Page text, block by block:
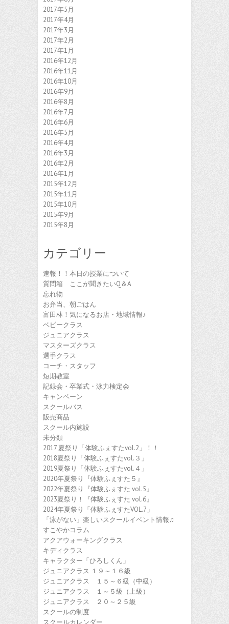
2017年5月
2017年4月
2017年3月
2017年2月
2017年1月
2016年12月
2016年11月
2016年10月
2016年9月
2016年8月
2016年7月
2016年6月
2016年5月
2016年4月
2016年3月
2016年2月
2016年1月
2015年12月
2015年11月
2015年10月
2015年9月
2015年8月
カテゴリー
速報！！本日の授業について
質問箱 ここが聞きたいQ＆A
忘れ物
お弁当、朝ごはん
富田林！気になるお店・地域情報♪
ベビークラス
ジュニアクラス
マスターズクラス
選手クラス
コーチ・スタッフ
短期教室
記録会・卒業式・泳力検定会
キャンペーン
スクールバス
販売商品
スクール内施設
未分類
2017 夏祭り「体験ふぇすたvol.2」！！
2018夏祭り「体験ふぇすたvol.３」
2019夏祭り「体験ふぇすたvol.４」
2020年夏祭り『体験ふぇすた５』
2022年夏祭り『体験ふぇすた vol.5』
2023夏祭り！『体験ふぇすた vol.6』
2024年夏祭り「体験ふぇすたVOL.7」
「泳がない」楽しいスクールイベント情報♫
すこやかコラム
アクアウォーキングクラス
キディクラス
キャラクター「ひろしくん」
ジュニアクラス １９～１６級
ジュニアクラス １５～６級（中級）
ジュニアクラス １～５級（上級）
ジュニアクラス ２０～２５級
スクールの制度
スクールカレンダー